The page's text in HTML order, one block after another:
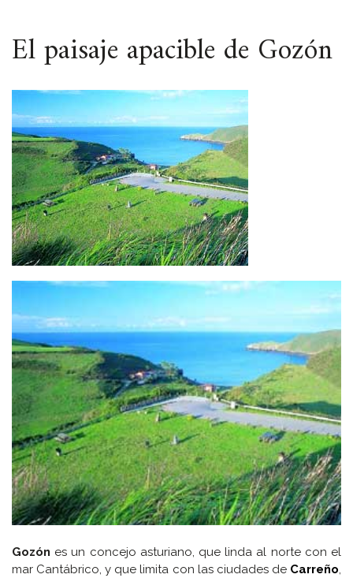
ESPACIO
El paisaje apacible de Gozón
Gozón es un concejo asturiano, que linda al norte con el
mar Cantábrico, y que limita con las ciudades de Carreño,